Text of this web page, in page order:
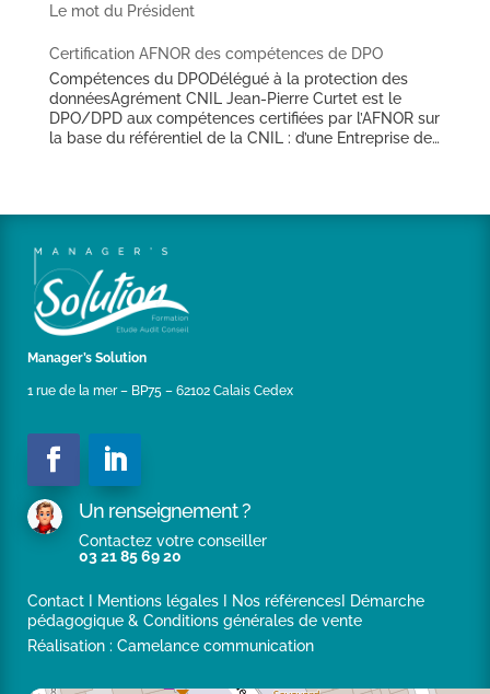
Le mot du Président
Certification AFNOR des compétences de DPO
Compétences du DPODélégué à la protection des
donnéesAgrément CNIL Jean-Pierre Curtet est le
DPO/DPD aux compétences certifiées par l’AFNOR sur
la base du référentiel de la CNIL : d’une Entreprise de
France de plus de 25 000 habitants (depuis juin
d’établissements sanitaires et médico-sociaux (depuis
juillet 2018),d’un groupe industriel d’envergure
internationale basé dans le Boulonnais (depuis juin
2019),d’une seconde Ville des Hauts de France de plus
de 15 000 habitants (depuis décembre 2019).
Manager’s Solution
1 rue de la mer – BP75 – 62102 Calais Cedex
Un renseignement ?
Contactez votre conseiller
03 21 85 69 20
Contact Mentions légales Nos références
Démarche
pédagogique & Conditions générales de vente
Réalisation : Camelance communication